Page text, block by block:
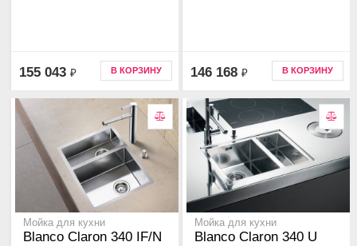
155 043 ₽ В КОРЗИНУ 146 168 ₽ В КОРЗИНУ
Мойка для кухни
Blanco Claron 340 IF/N
Мойка для кухни
Blanco Claron 340 U